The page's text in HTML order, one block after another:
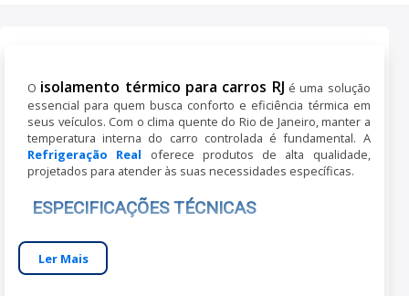
O isolamento térmico para carros RJ é uma solução
essencial para quem busca conforto e eficiência térmica em
seus veículos. Com o clima quente do Rio de Janeiro, manter a
temperatura interna do carro controlada é fundamental. A
Refrigeração Real oferece produtos de alta qualidade,
projetados para atender às suas necessidades específicas.
ESPECIFICAÇÕES TÉCNICAS
Os materiais utilizados no isolamento térmico incluem espuma
de poliuretano e lã de vidro, conhecidos por suas excelentes
propriedades de isolamento. As dimensões do material
Ler Mais